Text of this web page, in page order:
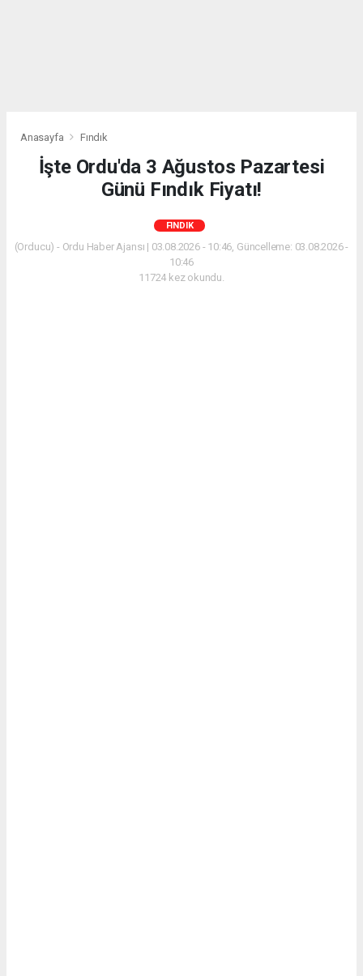
Anasayfa Fındık
İşte Ordu'da 3 Ağustos Pazartesi
Günü Fındık Fiyatı!
FINDIK
(Orducu) - Ordu Haber Ajansı | 03.08.2026 - 10:46, Güncelleme: 03.08.2026 -
10:46
11724 kez okundu.